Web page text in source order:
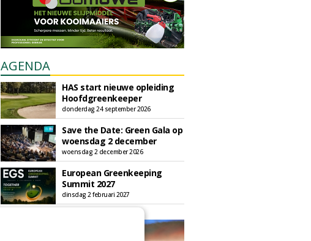
AGENDA
HAS start nieuwe opleiding
Hoofdgreenkeeper
donderdag 24 september 2026
Save the Date: Green Gala op
woensdag 2 december
woensdag 2 december 2026
European Greenkeeping
Summit 2027
dinsdag 2 februari 2027